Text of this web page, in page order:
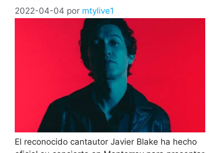
2022-04-04 por mtylive1
El reconocido cantautor Javier Blake ha hecho